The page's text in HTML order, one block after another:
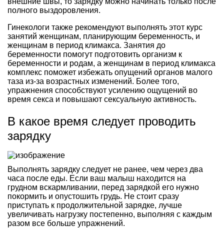
полного выздоровления.
Гинекологи также рекомендуют выполнять этот курс
занятий женщинам, планирующим беременность, и
женщинам в период климакса. Занятия до
беременности помогут подготовить организм к
беременности и родам, а женщинам в период климакса
комплекс поможет избежать опущений органов малого
таза из-за возрастных изменений. Более того,
упражнения способствуют усилению ощущений во
время секса и повышают сексуальную активность.
В какое время следует проводить
зарядку
Выполнять зарядку следует не ранее, чем через два
часа после еды. Если ваш малыш находится на
грудном вскармливании, перед зарядкой его нужно
покормить и опустошить грудь. Не стоит сразу
приступать к продолжительной зарядке, лучше
увеличивать нагрузку постепенно, выполняя с каждым
разом все больше упражнений.